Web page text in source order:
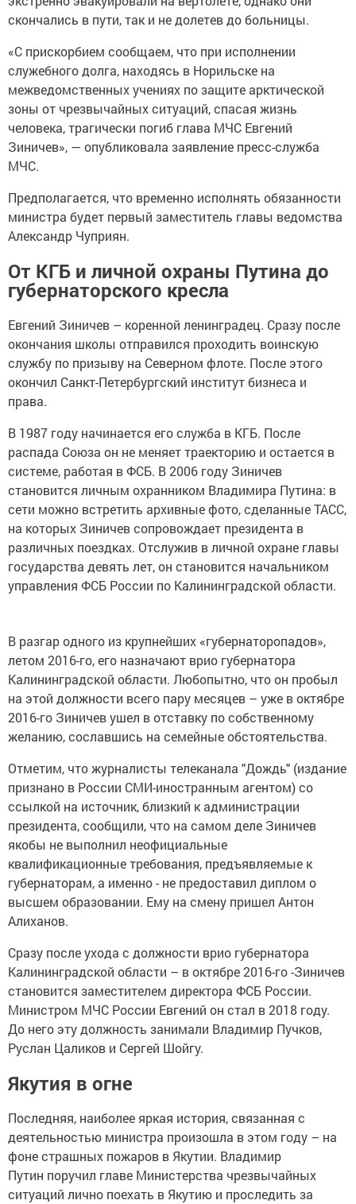
скончались в пути, так и не долетев до больницы.
«С прискорбием сообщаем, что при исполнении
служебного долга, находясь в Норильске на
межведомственных учениях по защите арктической
зоны от чрезвычайных ситуаций, спасая жизнь
человека, трагически погиб глава МЧС Евгений
Зиничев», — опубликовала заявление пресс-служба
МЧС.
Предполагается, что временно исполнять обязанности
министра будет первый заместитель главы ведомства
Александр Чуприян.
От КГБ и личной охраны Путина до
губернаторского кресла
Евгений Зиничев – коренной ленинградец. Сразу после
окончания школы отправился проходить воинскую
службу по призыву на Северном флоте. После этого
окончил Санкт-Петербургский институт бизнеса и
права.
В 1987 году начинается его служба в КГБ. После
распада Союза он не меняет траекторию и остается в
системе, работая в ФСБ. В 2006 году Зиничев
становится личным охранником Владимира Путина: в
сети можно встретить архивные фото, сделанные ТАСС,
на которых Зиничев сопровождает президента в
различных поездках. Отслужив в личной охране главы
государства девять лет, он становится начальником
управления ФСБ России по Калининградской области.
В разгар одного из крупнейших «губернаторопадов»,
летом 2016-го, его назначают врио губернатора
Калининградской области. Любопытно, что он пробыл
на этой должности всего пару месяцев – уже в октябре
2016-го Зиничев ушел в отставку по собственному
желанию, сославшись на семейные обстоятельства.
Отметим, что журналисты телеканала "Дождь" (издание
признано в России СМИ-иностранным агентом) со
ссылкой на источник, близкий к администрации
президента, сообщили, что на самом деле Зиничев
якобы не выполнил неофициальные
квалификационные требования, предъявляемые к
губернаторам, а именно - не предоставил диплом о
высшем образовании. Ему на смену пришел Антон
Алиханов.
Сразу после ухода с должности врио губернатора
Калининградской области – в октябре 2016-го -Зиничев
становится заместителем директора ФСБ России.
Министром МЧС России Евгений он стал в 2018 году.
До него эту должность занимали Владимир Пучков,
Руслан Цаликов и Сергей Шойгу.
Якутия в огне
Последняя, наиболее яркая история, связанная с
деятельностью министра произошла в этом году – на
фоне страшных пожаров в Якутии. Владимир
Путин поручил главе Министерства чрезвычайных
ситуаций лично поехать в Якутию и проследить за